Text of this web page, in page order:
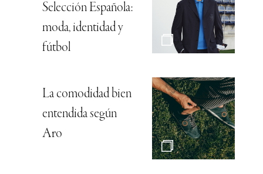
Selección Española:
moda, identidad y
fútbol
La comodidad bien
entendida según
Aro